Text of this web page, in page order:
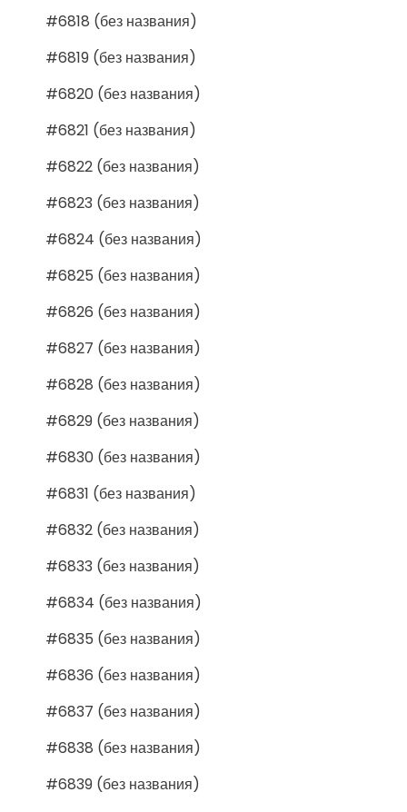
#6818 (без названия)
#6819 (без названия)
#6820 (без названия)
#6821 (без названия)
#6822 (без названия)
#6823 (без названия)
#6824 (без названия)
#6825 (без названия)
#6826 (без названия)
#6827 (без названия)
#6828 (без названия)
#6829 (без названия)
#6830 (без названия)
#6831 (без названия)
#6832 (без названия)
#6833 (без названия)
#6834 (без названия)
#6835 (без названия)
#6836 (без названия)
#6837 (без названия)
#6838 (без названия)
#6839 (без названия)